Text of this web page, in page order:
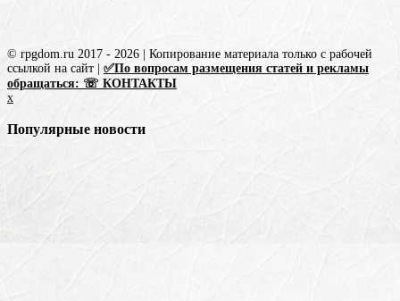
© rpgdom.ru 2017 - 2026 | Копирование материала только с рабочей
ссылкой на сайт | ✅По вопросам размещения статей и рекламы
обращаться: ☏ КОНТАКТЫ
x
Популярные новости